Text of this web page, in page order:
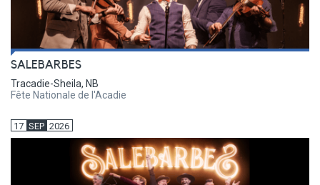
SALEBARBES
Tracadie-Sheila, NB
Fête Nationale de l'Acadie
17 SEP 2026